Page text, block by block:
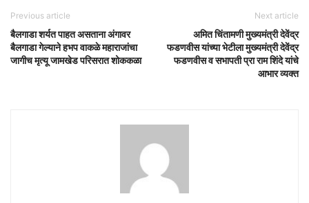
Previous article
बैलगाडा शर्यत पाहत असताना अंगावर
बैलगाडा गेल्याने हभप वाकळे महाराजांचा
जागीच मृत्यू जामखेड परिसरात शोककळा
Next article
अमित चिंतामणी मुख्यमंत्री देवेंद्र
फडणवीस यांच्या भेटीला मुख्यमंत्री देवेंद्र
फडणवीस व सभापती प्रा राम शिंदे यांचे
आभार व्यक्त